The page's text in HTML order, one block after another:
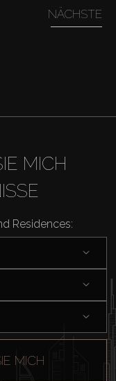
NÄCHSTE
MICH
Residences:
MICH